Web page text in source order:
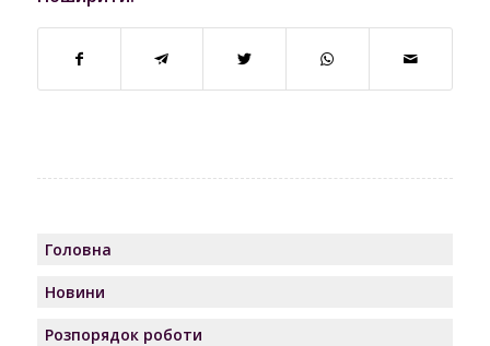
Головна
Новини
Розпорядок роботи